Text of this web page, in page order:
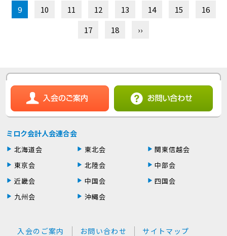
9
10 11 12 13 14 15
16
17
18 ››
ミロク会計人会連合会
北海道会 東北会
関東信越会
東京会
北陸会
中部会
近畿会
中国会
四国会
九州会
沖縄会
入会のご案内 お問い合わせ サイトマップ